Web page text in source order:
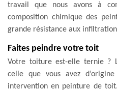
travail que nous avons à
composition chimique des
grande résistance aux
Faites peindre votre toit
Votre toiture est-elle ternie ?
celle que vous avez
intervention en peinture de